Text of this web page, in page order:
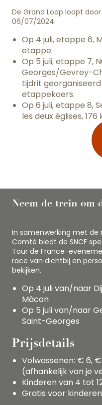
De Grand Loop loopt
06/07/2024.
Op 4 juli, etappe 6,
etappe.
Op 5 juli, etappe 7,
Georges/Gevrey-
tijdrit
etappekoers.
Op 6 juli, etappe 8,
les deux églises,
Neem de trein om
In samenwerking met de
Comté biedt de SNCF
Tour de France-
race van dichtbij en
bekijken.
Op 4 juli van/naar
Mâcon
Op 5 juli van/naar
Saint-Georges
Prijsdetails
Volwassenen: € 6,
(afhankelijk van je
Kinderen van 4 tot
Gratis voor